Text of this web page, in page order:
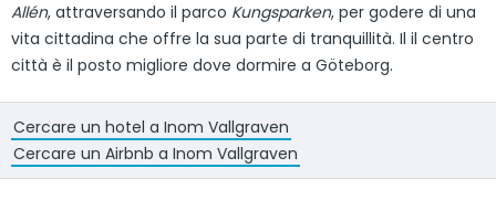
Allén, attraversando il parco Kungsparken, per godere di una
vita cittadina che offre la sua parte di tranquillità. Il il centro
città è il posto migliore dove dormire a Göteborg.
Cercare un hotel a Inom Vallgraven
Cercare un Airbnb a Inom Vallgraven